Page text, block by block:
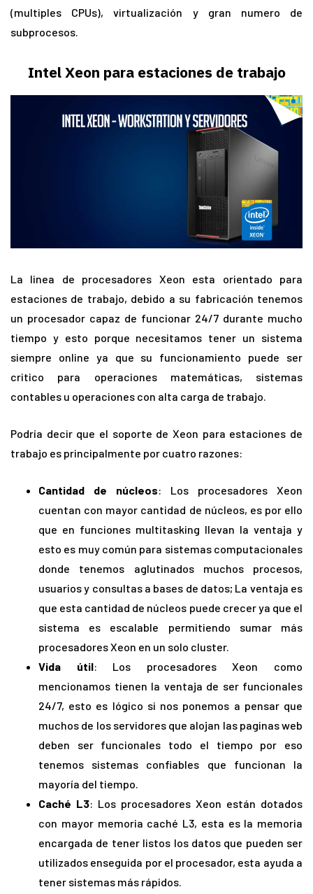
(multiples CPUs), virtualización y gran numero de
subprocesos.
Intel Xeon para estaciones de trabajo
La linea de procesadores Xeon esta orientado para
estaciones de trabajo, debido a su fabricación tenemos
un procesador capaz de funcionar 24/7 durante mucho
tiempo y esto porque necesitamos tener un sistema
siempre online ya que su funcionamiento puede ser
critico para operaciones matemáticas, sistemas
contables u operaciones con alta carga de trabajo.
Podría decir que el soporte de Xeon para estaciones de
trabajo es principalmente por cuatro razones:
Cantidad de núcleos: Los procesadores Xeon
cuentan con mayor cantidad de núcleos, es por ello
que en funciones multitasking llevan la ventaja y
esto es muy común para sistemas computacionales
donde tenemos aglutinados muchos procesos,
usuarios y consultas a bases de datos; La ventaja es
que esta cantidad de núcleos puede crecer ya que el
sistema es escalable permitiendo sumar más
procesadores Xeon en un solo cluster.
Vida útil: Los procesadores Xeon como
mencionamos tienen la ventaja de ser funcionales
24/7, esto es lógico si nos ponemos a pensar que
muchos de los servidores que alojan las paginas web
deben ser funcionales todo el tiempo por eso
tenemos sistemas confiables que funcionan la
mayoría del tiempo.
Caché L3: Los procesadores Xeon están dotados
con mayor memoria caché L3, esta es la memoria
encargada de tener listos los datos que pueden ser
utilizados enseguida por el procesador, esta ayuda a
tener sistemas más rápidos.